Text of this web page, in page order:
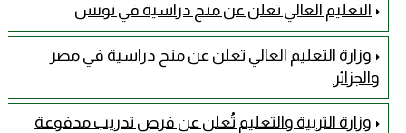
التعليم العالي تعلن عن منح دراسية في تونس
وزارة التعليم العالي تعلن عن منح دراسية في مصر
والجزائر
وزارة التربية والتعليم تُعلن عن فرص تدريب مدفوعة